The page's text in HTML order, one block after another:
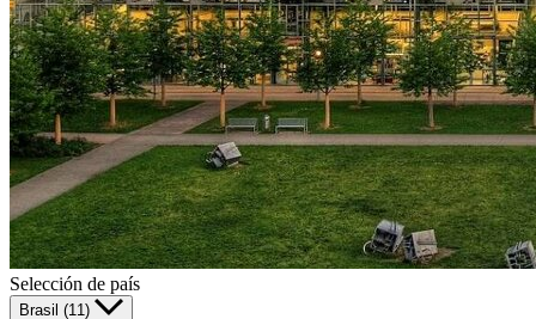
Selección de país
Brasil (11)